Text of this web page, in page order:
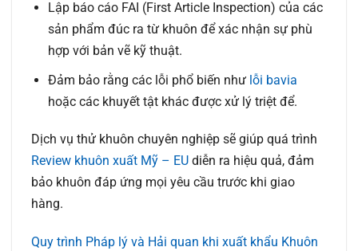
Lập báo cáo FAI (First Article Inspection) của các
sản phẩm đúc ra từ khuôn để xác nhận sự phù
hợp với bản vẽ kỹ thuật.
Đảm bảo rằng các lỗi phổ biến như lỗi bavia
hoặc các khuyết tật khác được xử lý triệt để.
Dịch vụ thử khuôn chuyên nghiệp sẽ giúp quá trình
Review khuôn xuất Mỹ – EU diễn ra hiệu quả, đảm
bảo khuôn đáp ứng mọi yêu cầu trước khi giao
hàng.
Quy trình Pháp lý và Hải quan khi xuất khẩu Khuôn